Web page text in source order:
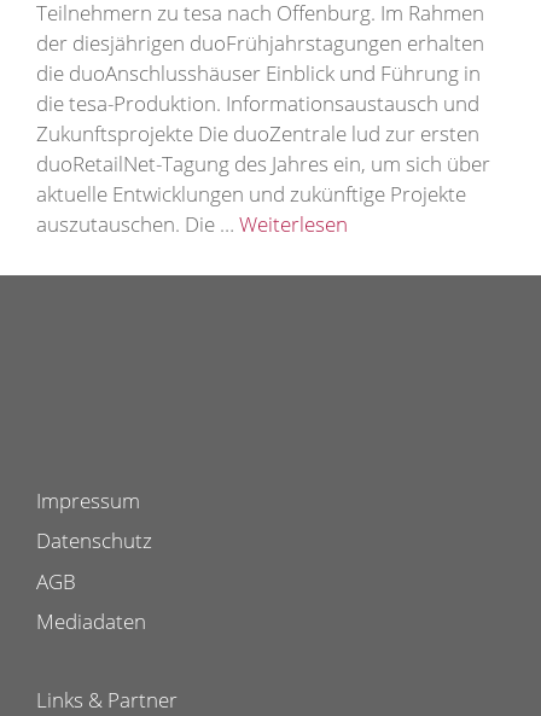
Teilnehmern zu tesa nach Offenburg. Im Rahmen
der diesjährigen duoFrühjahrstagungen erhalten
die duoAnschlusshäuser Einblick und Führung in
die tesa-Produktion. Informationsaustausch und
Zukunftsprojekte Die duoZentrale lud zur ersten
duoRetailNet-Tagung des Jahres ein, um sich über
aktuelle Entwicklungen und zukünftige Projekte
auszutauschen. Die … Weiterlesen
Impressum
Datenschutz
AGB
Mediadaten
Links & Partner